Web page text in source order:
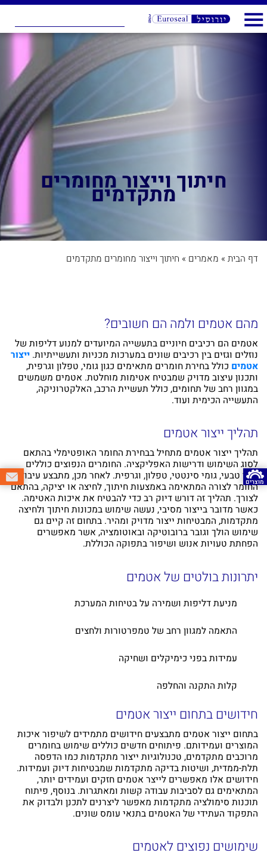
מוצרים
חיתוך וייצור מחומרים
מתקדמים
דף הבית » מאמרים » חיתוך וייצור מחומרים מתקדמים
מהם אטמים ולמה הם חשובים?
אטמים הם רכיבים חיוניים בתעשייה המיועדים למנוע דליפות של
נוזלים וגזים בין רכיבים שונים במערכות מכניות ותעשייתיות. ייצור
אטמים כולל בחירת חומרים מתאימים כגון גומי, טפלון וגרפית,
ותכנון עיצוב מדויק שמבטיח אטימות מוחלטת. אטמים משמשים
במגוון רחב של תחומים, כולל תעשיית הרכב, האלקטרוניקה,
התעשייה הכימית ועוד.
תהליך ייצור אטמים
תהליך ייצור אטמים מתחיל בבחירת החומר האופטימלי בהתאם
לסוג השימוש ודרישות האפליקציה. החומרים הנפוצים כוללים
גומי טבעי, גומי סינטטי, טפלון, וגרפית. לאחר מכן, מתבצע עיבוד
החומר לצורה המתאימה באמצעות חיתוך, לחיצה או יציקה, בהתאם
לצורך. תהליך זה דורש דיוק רב כדי להבטיח את איכות האטימה.
כאשר מדובר בייצור מסיבי, נעשה שימוש במכונות חיתוך ולחיצה
מתקדמות, המבטיחות ייצור מדויק ומהיר. בתחום זה קיים גם
שימוש הולך וגובר ברובוטיקה ובאוטומציה, אשר מאפשרים
הפחתת טעויות אנוש ושיפור בתפוקה הכוללת.
יתרונות בולטים של אטמים
מניעת דליפות ושמירה על בטיחות המערכת
התאמה למגוון רחב של טמפרטורות ולחצים
עמידות בפני כימיקלים ושחיקה
קלות התקנה והחלפה
חידושים בתחום ייצור אטמים
בתחום ייצור אטמים מתבצעים חידושים מתמידים לשיפור איכות
המוצרים ועמידותם. פיתוחים חדשים כוללים שימוש בחומרים
מרוכבים מתקדמים, טכנולוגיות ייצור מתקדמות כמו הדפסה
תלת-ממדית, ושיטות בדיקה מתקדמות שמבטיחות דיוק ועמידות.
חידושים אלו מאפשרים לייצר אטמים חזקים ועמידים יותר,
המתאימים גם לסביבות עבודה קשות ומאתגרות. בנוסף, פיתוח
תוכנות סימולציה מתקדמות מאפשר ליצרנים לתכנן ולבדוק את
התפקוד העתידי של האטמים בתנאי עומס שונים.
שימושים נפוצים לאטמים